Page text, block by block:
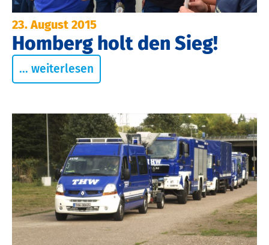
23. August 2015
Homberg holt den Sieg!
... weiterlesen